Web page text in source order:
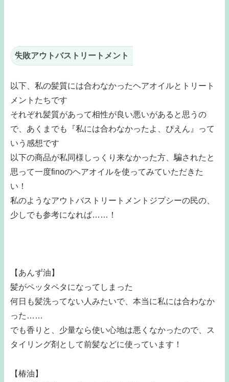
失敗アウトバストリートメント
以下、私の髪質には合わなかったヘアオイルとトリート
メントたちです
それぞれ髪質があって相性が良い悪いがあると思うの
で、あくまでも『私には合わなかったよ、ぴえん』って
いう感想です
以下の商品が私同様しっくり来なかった方、騙されたと
思って一度finoのヘアオイルを使ってみていただきた
い！
私のようなアウトバストリートメントジプシーの民の、
少しでも参考になれば……！
【あんず油】
髪がペッタペタになってしまった
何日も髪洗ってない人みたいで、本当に私には合わなか
った……
でも香りと、少量なら使い心地は悪くなかったので、ス
タイリング剤として前髪などに使っています！
【椿油】